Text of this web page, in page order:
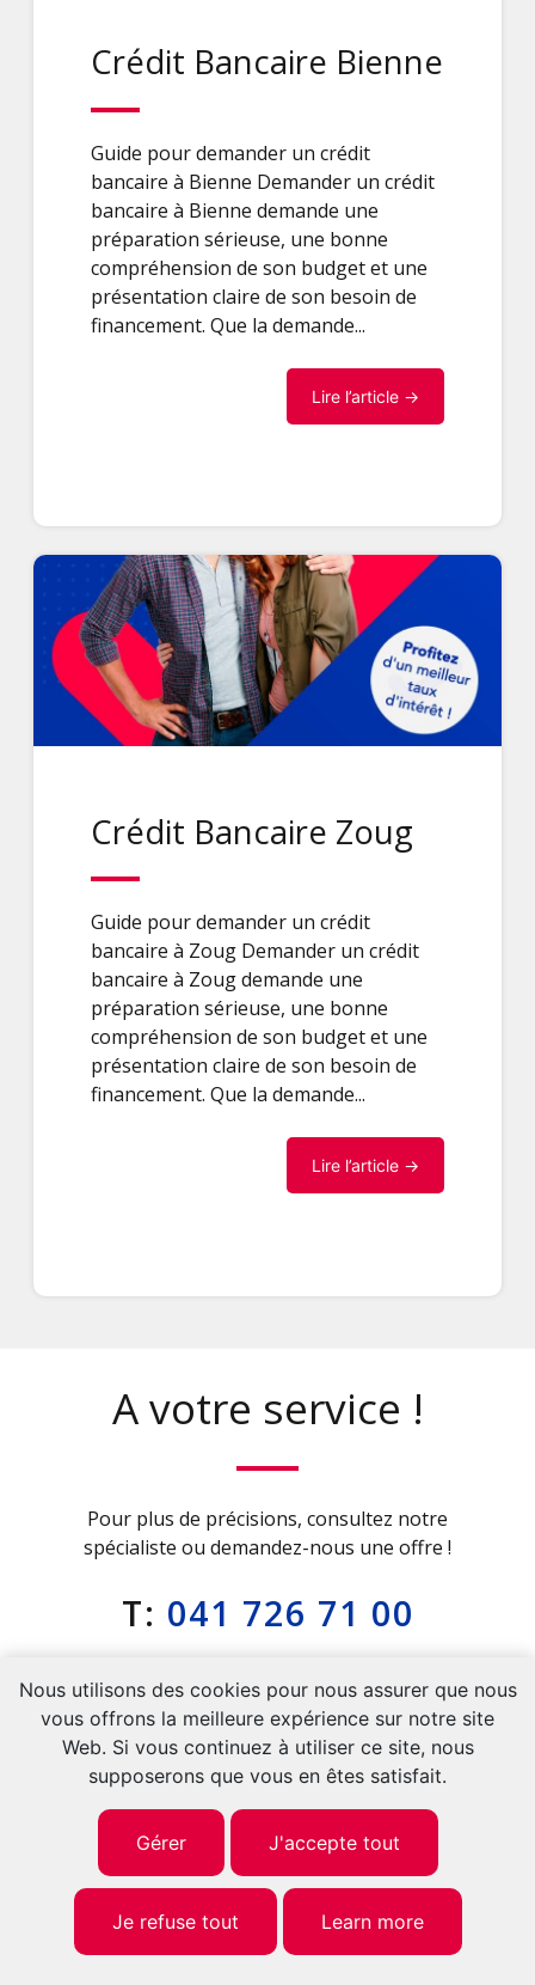
Crédit Bancaire Bienne
Guide pour demander un crédit
bancaire à Bienne Demander un crédit
bancaire à Bienne demande une
préparation sérieuse, une bonne
compréhension de son budget et une
présentation claire de son besoin de
financement. Que la demande...
Lire l’article →
Crédit Bancaire Zoug
Guide pour demander un crédit
bancaire à Zoug Demander un crédit
bancaire à Zoug demande une
préparation sérieuse, une bonne
compréhension de son budget et une
présentation claire de son besoin de
financement. Que la demande...
Lire l’article →
A votre service !
Pour plus de précisions, consultez notre
spécialiste ou demandez-nous une offre !
T: 041 726 71 00
M:079 936 31 75
info@multicredit.ch
LIENS UTILES
Nous utilisons des cookies pour nous assurer que nous
vous offrons la meilleure expérience sur notre site
Web. Si vous continuez à utiliser ce site, nous
supposerons que vous en êtes satisfait.
Gérer J'accepte tout
Je refuse tout Learn more